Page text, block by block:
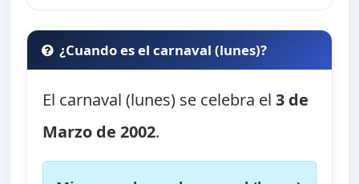
¿Cuando es el carnaval (lunes)?
El carnaval (lunes) se celebra el3 de
Marzo de 2002.